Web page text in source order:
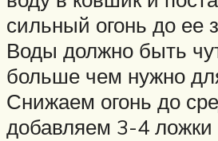
сильный огонь до ее
Воды должно быть
больше чем нужно
Снижаем огонь до
добавляем 3-4 ложки